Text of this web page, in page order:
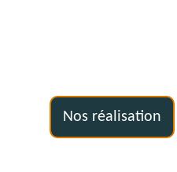
Nos réalisation